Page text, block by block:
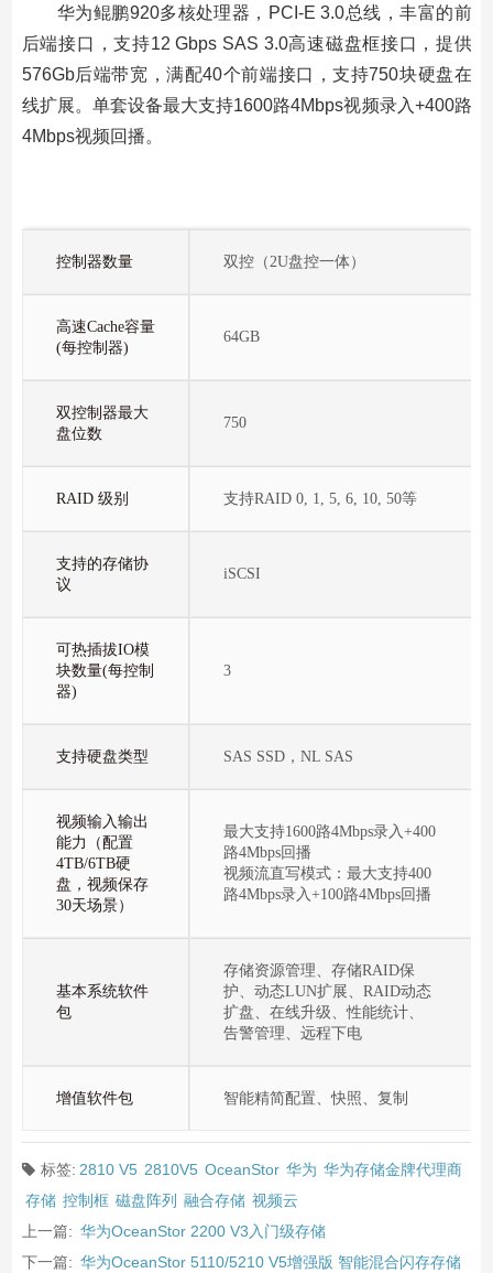
华为鲲鹏920多核处理器，PCI-E 3.0总线，丰富的前
后端接口，支持12 Gbps SAS 3.0高速磁盘框接口，提供
576Gb后端带宽，满配40个前端接口，支持750块硬盘在
线扩展。单套设备最大支持1600路4Mbps视频录入+400路
4Mbps视频回播。
控制器数量 双控（2U盘控一体）
高速Cache容量
(每控制器)
64GB
双控制器最大
盘位数
750
RAID 级别 支持RAID 0, 1, 5, 6, 10, 50等
支持的存储协
议
iSCSI
可热插拔IO模
块数量(每控制
器)
3
支持硬盘类型 SAS SSD，NL SAS
视频输入输出
能力（配置
4TB/6TB硬
盘，视频保存
30天场景）
最大支持1600路4Mbps录入+400
路4Mbps回播
视频流直写模式：最大支持400
路4Mbps录入+100路4Mbps回播
基本系统软件
包
存储资源管理、存储RAID保
护、动态LUN扩展、RAID动态
扩盘、在线升级、性能统计、
告警管理、远程下电
增值软件包 智能精简配置、快照、复制
标签: 2810 V5 2810V5 OceanStor 华为 华为存储金牌代理商
存储 控制框 磁盘阵列 融合存储 视频云
上一篇: 华为OceanStor 2200 V3入门级存储
下一篇: 华为OceanStor 5110/5210 V5增强版 智能混合闪存存储